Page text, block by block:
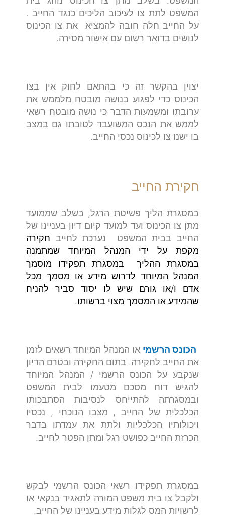
המשפט לתת צו לעיכוב הליכים כנגד החייב .
על החייב חלה חובה להמציא את צו הכינוס
לנושים בדואר רשום עם אישור מסירה.
יצוין בהקשר זה כי בהתאם לחוק אין בצו
הכינוס כדי לפגוע בנושה מובטח מלממש את
ערובתו ומשמעות הדבר כי נושה מובטח רשאי
לממש את הנכס המשועבד לטובתו גם במצב
בו ישנו צו לכינוס נכסי החייב.
חקירת החייב
במסגרת הליך פשיטת הרגל, בשלב שממועד
מתן צו הכינוס ועד למועד קיום דיון בעניינו של
החייב בבית המשפט נערכת לחייב חקירה
מקפת על ידי המנהל המיוחד שמתמנה
במסגרת ההליך במסגרת תפקידו מוסמך
המנהל המיוחד לדרוש מידע או מסמך מכל
אדם ו/או גורם שיש לו יסוד סביר להניח
שהמידע או המסמך מצוי ברשותו.
הכונס הרשמי או המנהל המיוחד רשאים לזמן
את החייב לחקירה. בתום החקירה ובטרם הדיון
שנקבע על הכונס הרשמי / המנהל המיוחד
להגיש דוח מסכם מטעמו לבית המשפט
ובמסגרתה להתייחס לנסיבות הסתבכותו
הכלכלית של החייב , מצבו הנוכחי , נכסיו
ויכולותיו הכלכליות ולתת את עמדתו בדבר
הכרזת החייב כפושט רגל ומתן הפטר לחייב.
במסגרת תפקידו רשאי הכונס הרשמי לבקש
ולקבל צו בית משפט המורה לתאגיד בנקאי או
לרשויות המס לגלות מידע בעניינו של החייב.